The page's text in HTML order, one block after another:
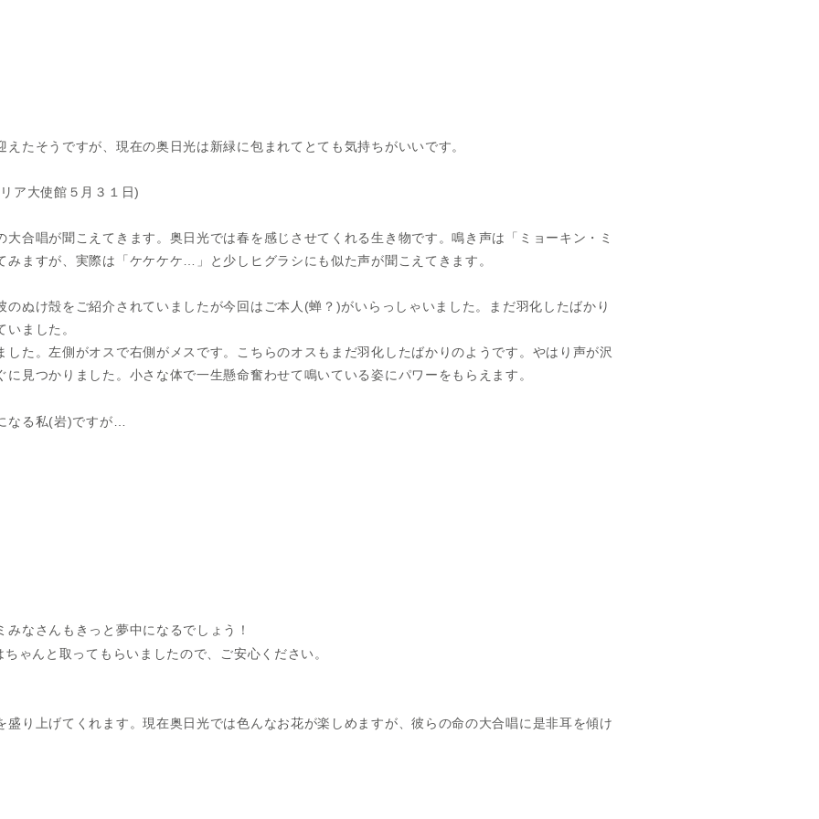
たそうですが、現在の奥日光は新緑に包まれてとても気持ちがいいです。
ア大使館５月３１日)
合唱が聞こえてきます。奥日光では春を感じさせてくれる生き物です。鳴き声は「ミョーキン・ミ
ますが、実際は「ケケケケ…」と少しヒグラシにも似た声が聞こえてきます。
のぬけ殻をご紹介されていましたが今回はご本人(蝉？)がいらっしゃいました。まだ羽化したばかり
ました。
した。左側がオスで右側がメスです。こちらのオスもまだ羽化したばかりのようです。やはり声が沢
見つかりました。小さな体で一生懸命奮わせて鳴いている姿にパワーをもらえます。
なる私(岩)ですが…
なさんもきっと夢中になるでしょう！
ゃんと取ってもらいましたので、ご安心ください。
盛り上げてくれます。現在奥日光では色んなお花が楽しめますが、彼らの命の大合唱に是非耳を傾け